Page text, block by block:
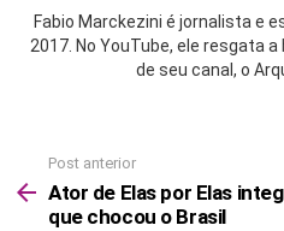
Fabio Marckezini é jornalista e
2017. No YouTube, ele resgata
de seu canal, o
more
Post anterior
Ator de Elas por Elas
que chocou o Brasil